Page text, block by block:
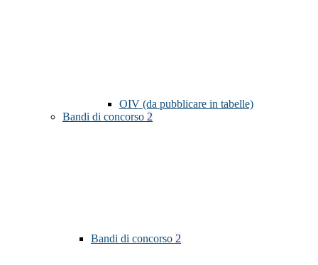
OIV (da pubblicare in tabelle)
Bandi di concorso 2
Bandi di concorso 2